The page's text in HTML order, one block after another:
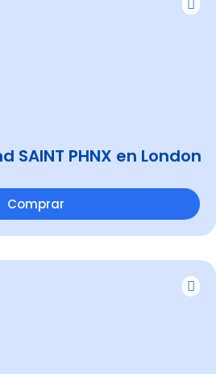
SAINT PHNX en London
Comprar